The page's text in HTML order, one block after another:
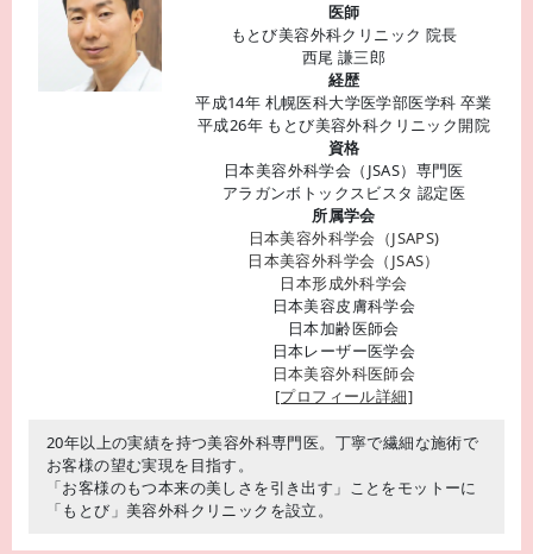
医師
もとび美容外科クリニック 院長
西尾 謙三郎
経歴
平成14年 札幌医科大学医学部医学科 卒業
平成26年 もとび美容外科クリニック開院
資格
日本美容外科学会（JSAS）専門医
アラガンボトックスビスタ 認定医
所属学会
日本美容外科学会（JSAPS)
日本美容外科学会（JSAS）
日本形成外科学会
日本美容皮膚科学会
日本加齢医師会
日本レーザー医学会
日本美容外科医師会
[プロフィール詳細]
20年以上の実績を持つ美容外科専門医。丁寧で繊細な施術で
お客様の望む実現を目指す。
「お客様のもつ本来の美しさを引き出す」ことをモットーに
「もとび」美容外科クリニックを設立。